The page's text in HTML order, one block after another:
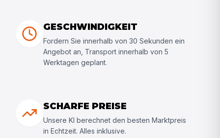
GESCHWINDIGKEIT
Fordern Sie innerhalb von 30 Sekunden ein
Angebot an, Transport innerhalb von 5
Werktagen geplant.
SCHARFE PREISE
Unsere KI berechnet den besten Marktpreis
in Echtzeit. Alles inklusive.